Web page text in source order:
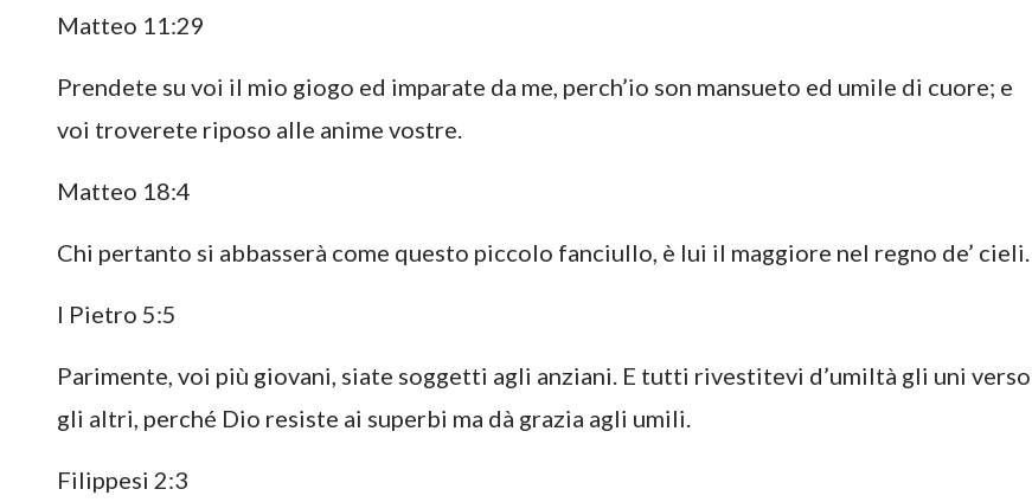
Matteo 11:29
Prendete su voi il mio giogo ed imparate da me, perch’io son mansueto ed umile di cuore; e
voi troverete riposo alle anime vostre.
Matteo 18:4
Chi pertanto si abbasserà come questo piccolo fanciullo, è lui il maggiore nel regno de’ cieli.
I Pietro 5:5
Parimente, voi più giovani, siate soggetti agli anziani. E tutti rivestitevi d’umiltà gli uni verso
gli altri, perché Dio resiste ai superbi ma dà grazia agli umili.
Filippesi 2:3